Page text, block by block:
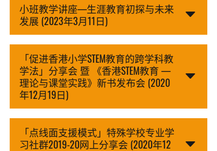
小班教学讲座—生涯教育初探与未来
发展 (2023年3月11日)
「促进香港小学STEM教育的跨学科教
学法」分享会 暨 《香港STEM教育 —
理论与课堂实践》新书发布会 (2020
年12月19日)
「点线面支援模式」特殊学校专业学
习社群2019-20网上分享会 (2020年12